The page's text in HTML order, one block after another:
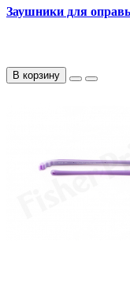
Заушники для
В корзину